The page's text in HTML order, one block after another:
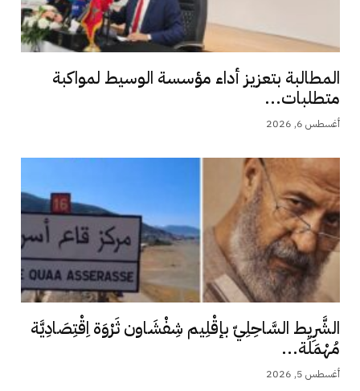
المطالبة بتعزيز أداء مؤسسة الوسيط لمواكبة
متطلبات...
أغسطس 6, 2026
الشَّرِيط السَّاحِلِيّ بإقْلِيم شِفْشَاون ثَرْوَة اِقْتِصَادِيَّة
مُهْمَلَة...
أغسطس 5, 2026